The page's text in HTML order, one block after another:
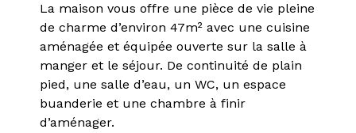
La maison vous offre une pièce de vie pleine
de charme d’environ 47m² avec une cuisine
aménagée et équipée ouverte sur la salle à
manger et le séjour. De continuité de plain
pied, une salle d’eau, un WC, un espace
buanderie et une chambre à finir
d’aménager.